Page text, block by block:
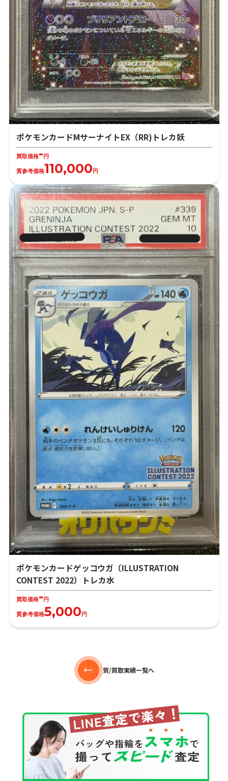
ポケモンカードMサーナイトEX（RR)トレカ妖
買取価格- 円
質参考価格110,000 円
ポケモンカードゲッコウガ（ILLUSTRATION
CONTEST 2022）トレカ水
買取価格- 円
質参考価格5,000 円
質/買取実績一覧へ